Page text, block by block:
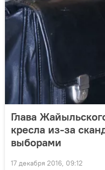
Глава
кресла из-за
выборами
17 декабря 2016, 09:12